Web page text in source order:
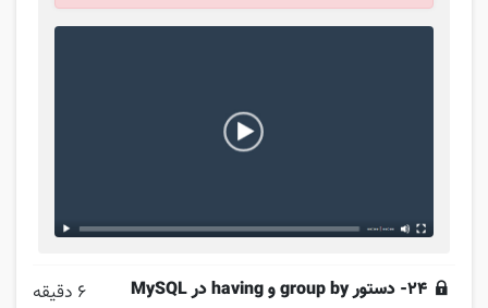
24- دستور group by و having در MySQL 6 دقیقه